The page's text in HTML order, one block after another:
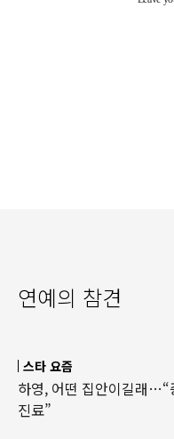
연예의 참견
스타 요즘
하영, 어떤 집안이길래…“
진료”